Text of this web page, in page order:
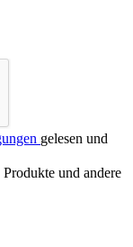
gelesen und
und andere